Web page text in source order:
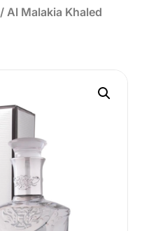
/ Al Malakia Khaled